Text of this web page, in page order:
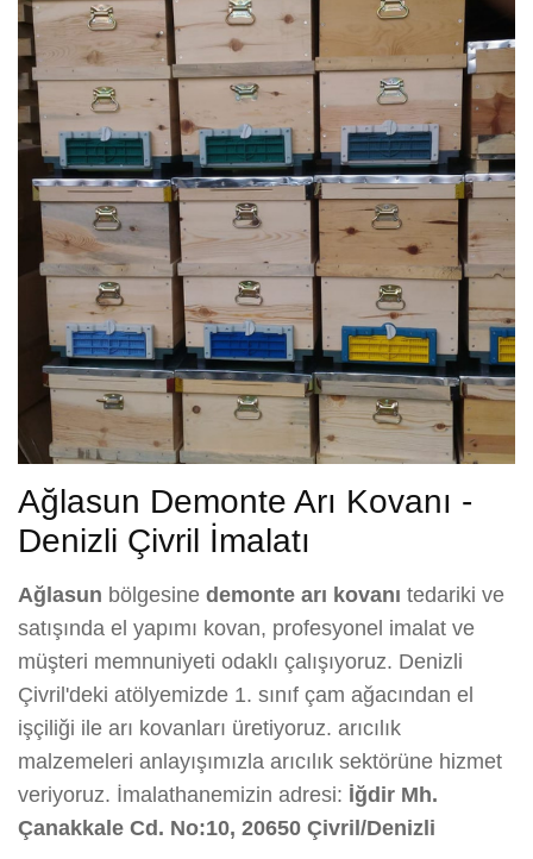
Ağlasun Demonte Arı Kovanı -
Denizli Çivril İmalatı
Ağlasun bölgesine demonte arı kovanı tedariki ve
satışında el yapımı kovan, profesyonel imalat ve
müşteri memnuniyeti odaklı çalışıyoruz. Denizli
Çivril'deki atölyemizde 1. sınıf çam ağacından el
işçiliği ile arı kovanları üretiyoruz. arıcılık
malzemeleri anlayışımızla arıcılık sektörüne hizmet
veriyoruz. İmalathanemizin adresi: İğdir Mh.
Çanakkale Cd. No:10, 20650 Çivril/Denizli